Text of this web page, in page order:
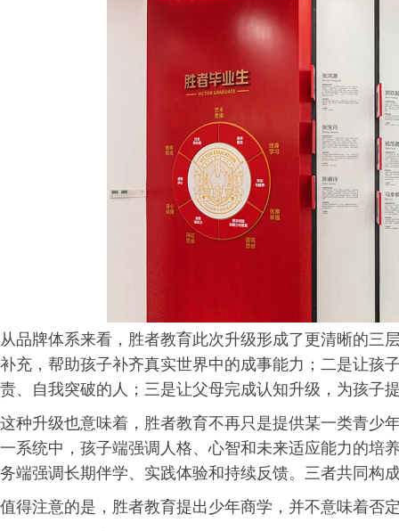
从品牌体系来看，胜者教育此次升级形成了更清晰的三
补充，帮助孩子补齐真实世界中的成事能力；二是让孩
责、自我突破的人；三是让父母完成认知升级，为孩子
这种升级也意味着，胜者教育不再只是提供某一类青少
一系统中，孩子端强调人格、心智和未来适应能力的培
务端强调长期伴学、实践体验和持续反馈。三者共同构
值得注意的是，胜者教育提出少年商学，并不意味着否